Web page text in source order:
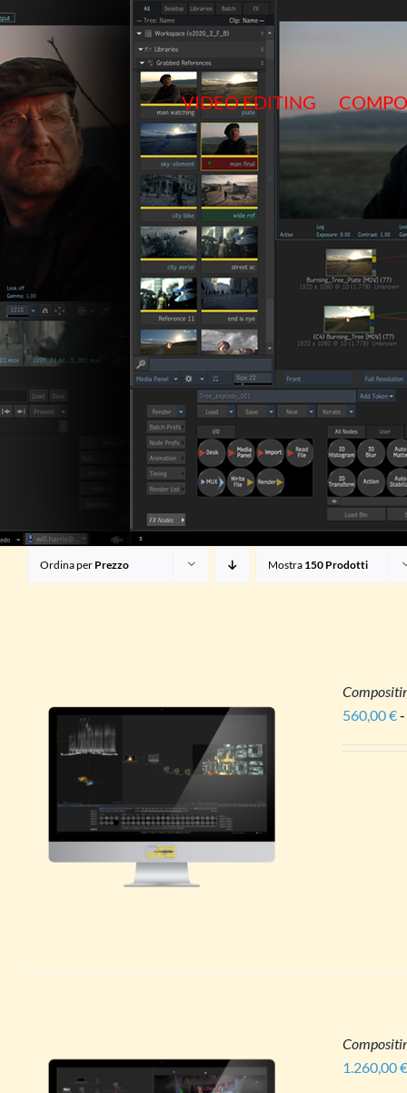
Salta
contenuto
VIDEO EDITING
Ordina per Prezzo Mostra 150 Prodotti
560,00€-
1.260,00€